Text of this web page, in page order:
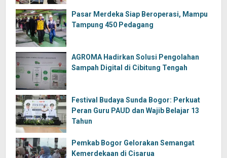
Pasar Merdeka Siap Beroperasi, Mampu
Tampung 450 Pedagang
AGROMA Hadirkan Solusi Pengolahan
Sampah Digital di Cibitung Tengah
Festival Budaya Sunda Bogor: Perkuat
Peran Guru PAUD dan Wajib Belajar 13
Tahun
Pemkab Bogor Gelorakan Semangat
Kemerdekaan di Cisarua